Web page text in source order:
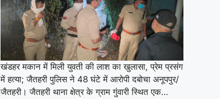
खंडहर मकान में मिली युवती की लाश का खुलासा, प्रेम प्रसंग
में हत्या; जैतहरी पुलिस ने 48 घंटे में आरोपी दबोचा अनूपपुर/
जैतहरी। जैतहरी थाना क्षेत्र के ग्राम गुंवारी स्थित एक…